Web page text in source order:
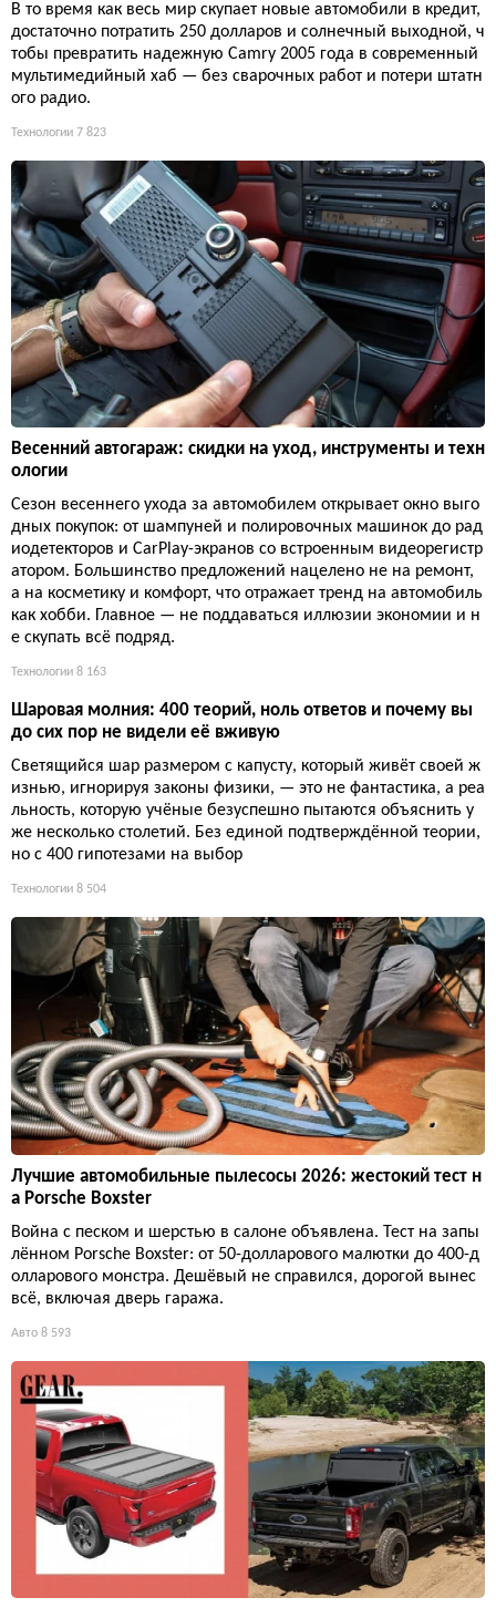
В то время как весь мир скупает новые автомобили в кредит,
достаточно потратить 250 долларов и солнечный выходной, ч
тобы превратить надежную Camry 2005 года в современный
мультимедийный хаб — без сварочных работ и потери штатн
ого радио.
Технологии 7 823
Весенний автогараж: скидки на уход, инструменты и техн
ологии
Сезон весеннего ухода за автомобилем открывает окно выго
дных покупок: от шампуней и полировочных машинок до рад
иодетекторов и CarPlay-экранов со встроенным видеорегистр
атором. Большинство предложений нацелено не на ремонт,
а на косметику и комфорт, что отражает тренд на автомобиль
как хобби. Главное — не поддаваться иллюзии экономии и н
е скупать всё подряд.
Технологии 8 163
Шаровая молния: 400 теорий, ноль ответов и почему вы
до сих пор не видели её вживую
Светящийся шар размером с капусту, который живёт своей ж
изнью, игнорируя законы физики, — это не фантастика, а реа
льность, которую учёные безуспешно пытаются объяснить у
же несколько столетий. Без единой подтверждённой теории,
но с 400 гипотезами на выбор
Технологии 8 504
Лучшие автомобильные пылесосы 2026: жестокий тест н
а Porsche Boxster
Война с песком и шерстью в салоне объявлена. Тест на запы
лённом Porsche Boxster: от 50-долларового малютки до 400-д
олларового монстра. Дешёвый не справился, дорогой вынес
всё, включая дверь гаража.
Авто 8 593